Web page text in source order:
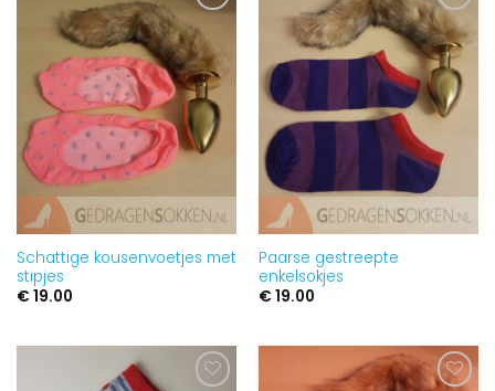
Aan
verlanglijst
toevoegen
Schattige kousenvoetjes met
stipjes
€19.00
Aan
verlanglijst
toevoegen
Paarse gestreepte
enkelsokjes
€19.00